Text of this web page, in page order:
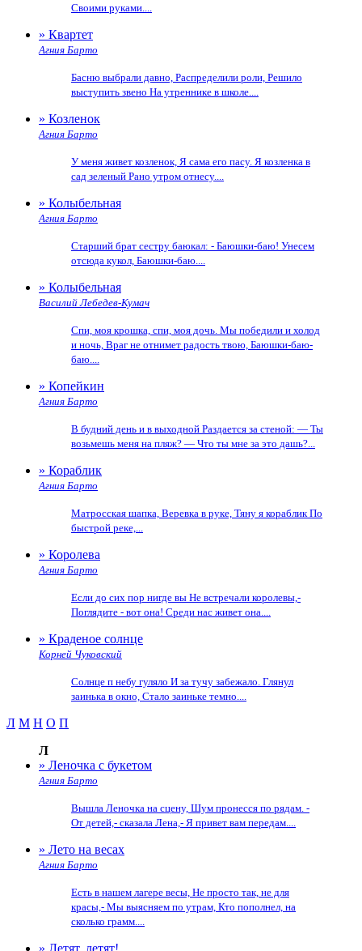
Своими руками....
» Квартет
Агния Барто
Басню выбрали давно, Распределили роли, Решило
выступить звено На утреннике в школе....
» Козленок
Агния Барто
У меня живет козленок, Я сама его пасу. Я козленка в
сад зеленый Рано утром отнесу....
» Колыбельная
Агния Барто
Старший брат сестру баюкал: - Баюшки-баю! Унесем
отсюда кукол, Баюшки-баю....
» Колыбельная
Василий Лебедев-Кумач
Спи, моя крошка, спи, моя дочь. Мы победили и холод
и ночь, Враг не отнимет радость твою, Баюшки-баю-
баю....
» Копейкин
Агния Барто
В будний день и в выходной Раздается за стеной: — Ты
возьмешь меня на пляж? — Что ты мне за это дашь?...
» Кораблик
Агния Барто
Матросская шапка, Веревка в руке, Тяну я кораблик По
быстрой реке,...
» Королева
Агния Барто
Если до сих пор нигде вы Не встречали королевы,-
Поглядите - вот она! Среди нас живет она....
» Краденое солнце
Корней Чуковский
Солнце п небу гуляло И за тучу забежало. Глянул
заинька в окно, Стало заиньке темно....
Л М Н О П
Л
» Леночка с букетом
Агния Барто
Вышла Леночка на сцену, Шум пронесся по рядам. -
От детей,- сказала Лена,- Я привет вам передам....
» Лето на весах
Агния Барто
Есть в нашем лагере весы, Не просто так, не для
красы,- Мы выясняем по утрам, Кто пополнел, на
сколько грамм....
» Летят, летят!